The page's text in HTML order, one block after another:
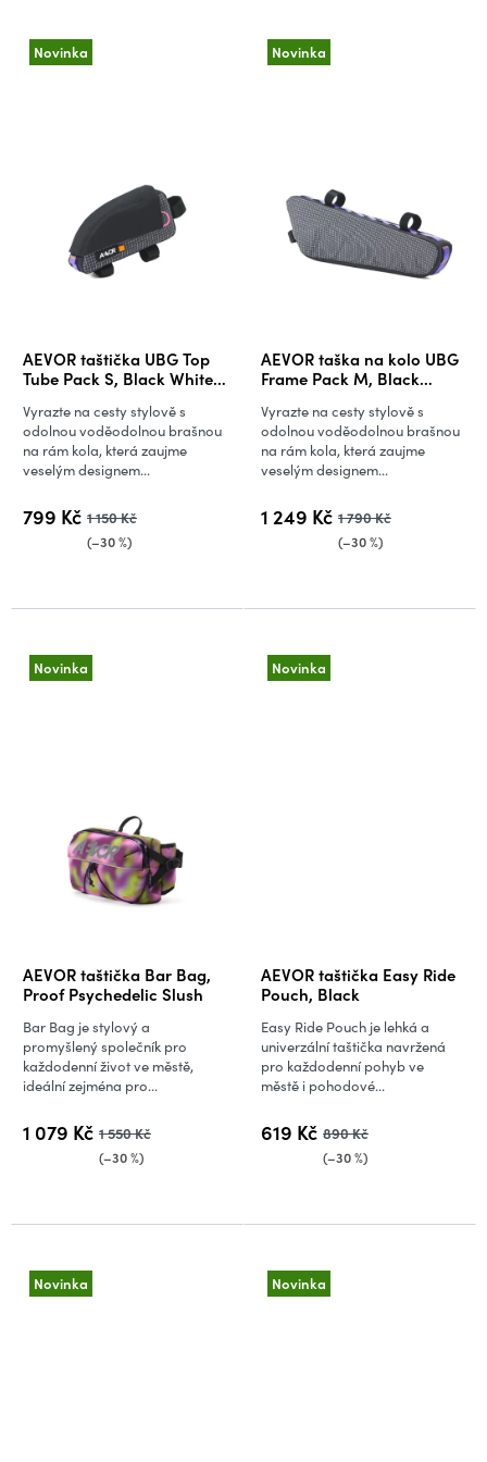
Novinka
AEVOR taštička UBG Top
Tube Pack S, Black White
799 Kč 1 150 Kč
(–30 %)
Vyrazte na cesty stylově s
odolnou voděodolnou brašnou
na rám kola, která zaujme
veselým designem...
Novinka
AEVOR taška na kolo UBG
Frame Pack M, Black
1 249 Kč 1 790 Kč
(–30 %)
Vyrazte na cesty stylově s
odolnou voděodolnou brašnou
na rám kola, která zaujme
veselým designem...
Novinka
AEVOR taštička Bar Bag,
Proof Psychedelic Slush
1 079 Kč 1 550 Kč
(–30 %)
Bar Bag je stylový a
promyšlený společník pro
každodenní život ve městě,
ideální zejména pro...
Novinka
AEVOR taštička Easy Ride
Pouch, Black
619 Kč 890 Kč
(–30 %)
Easy Ride Pouch je lehká a
univerzální taštička navržená
pro každodenní pohyb ve
městě i pohodové...
Novinka Novinka